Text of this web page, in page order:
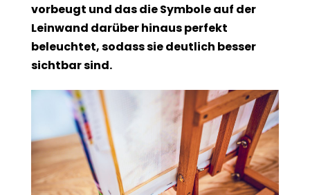
vorbeugt und das die Symbole auf der
Leinwand darüber hinaus perfekt
beleuchtet, sodass sie deutlich besser
sichtbar sind.